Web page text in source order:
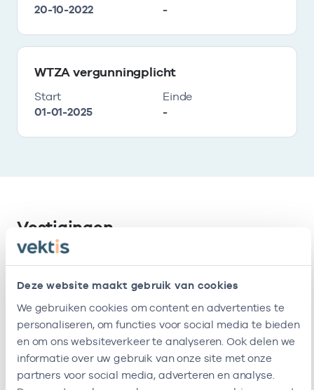
Deze website maakt gebruik van cookies
We gebruiken cookies om content en advertenties te
personaliseren, om functies voor social media te bieden
en om ons websiteverkeer te analyseren. Ook delen we
informatie over uw gebruik van onze site met onze
partners voor social media, adverteren en analyse.
20-10-2022
-
WTZA vergunningplicht
Start
01-01-2025
Einde
-
Vestigingen
Deze onderneming heeft de volgende
vestigingen
Naam Adres AGB-code Start
Vergeer-
Dekoning
Hoofdweg
- 20-10-2022